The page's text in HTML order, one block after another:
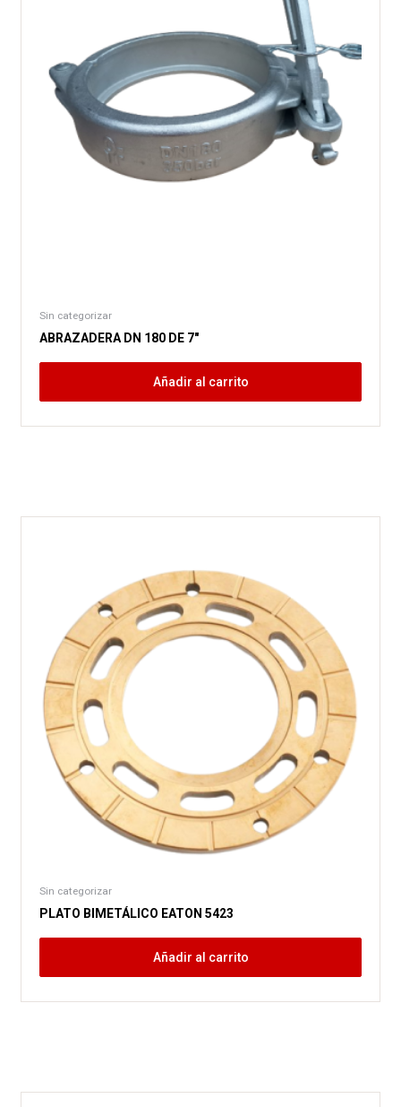
Sin categorizar
ABRAZADERA DN 180 DE 7″
Añadir al carrito
Sin categorizar
PLATO BIMETÁLICO EATON 5423
Añadir al carrito